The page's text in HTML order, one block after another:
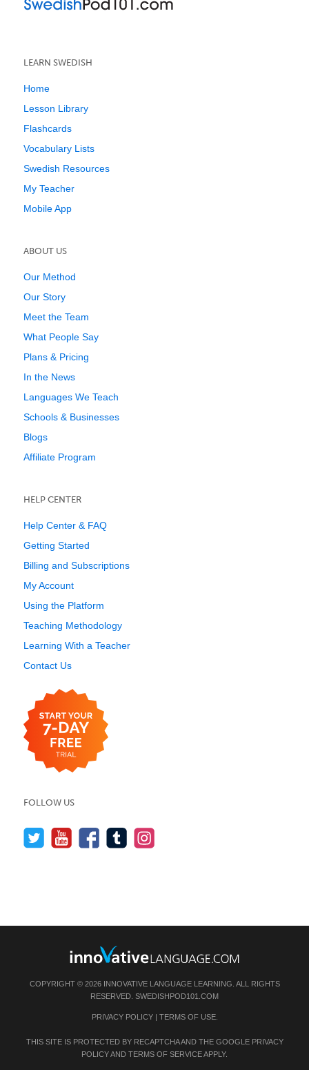
LEARN SWEDISH
Home
Lesson Library
Flashcards
Vocabulary Lists
Swedish Resources
My Teacher
Mobile App
ABOUT US
Our Method
Our Story
Meet the Team
What People Say
Plans & Pricing
In the News
Languages We Teach
Schools & Businesses
Blogs
Affiliate Program
HELP CENTER
Help Center & FAQ
Getting Started
Billing and Subscriptions
My Account
Using the Platform
Teaching Methodology
Learning With a Teacher
Contact Us
FOLLOW US
COPYRIGHT © 2026 INNOVATIVE LANGUAGE LEARNING. ALL RIGHTS
RESERVED. SWEDISHPOD101.COM
PRIVACY POLICY| TERMS OF USE.
THIS SITE IS PROTECTED BY RECAPTCHA AND THE GOOGLE PRIVACY
POLICYAND TERMS OF SERVICEAPPLY.